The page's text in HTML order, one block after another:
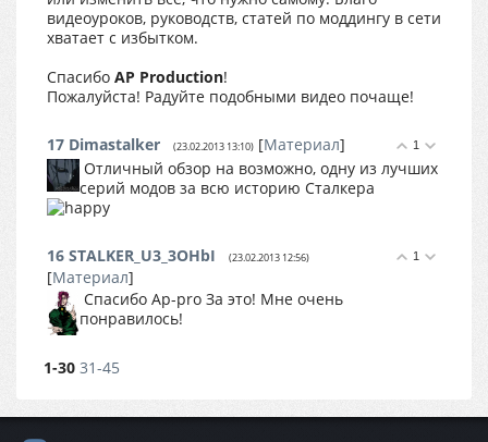
видеоуроков, руководств, статей по моддингу в сети
хватает с избытком.
Спасибо AP Production!
Пожалуйста! Радуйте подобными видео почаще!
1
17 Dimastalker (23.02.2013 13:10) [Материал]
Отличный обзор на возможно, одну из лучших
серий модов за всю историю Сталкера
1
16 STALKER_U3_3OHbI (23.02.2013 12:56)
[Материал]
Спасибо Ap-pro За это! Мне очень
понравилось!
1-30 31-45